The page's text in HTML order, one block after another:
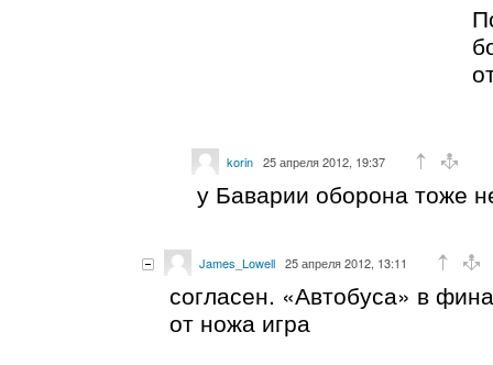
korin 25 апреля 2012, 19:37
у Баварии оборона тоже
James_Lowell 25 апреля 2012, 13:11
согласен. «Автобуса» в
от ножа игра